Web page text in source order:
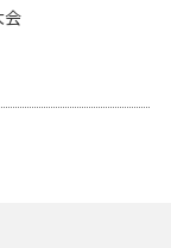
会